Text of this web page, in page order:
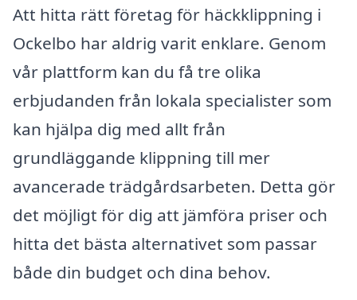
Att hitta rätt företag för häckklippning i
Ockelbo har aldrig varit enklare. Genom
vår plattform kan du få tre olika
erbjudanden från lokala specialister som
kan hjälpa dig med allt från
grundläggande klippning till mer
avancerade trädgårdsarbeten. Detta gör
det möjligt för dig att jämföra priser och
hitta det bästa alternativet som passar
både din budget och dina behov.